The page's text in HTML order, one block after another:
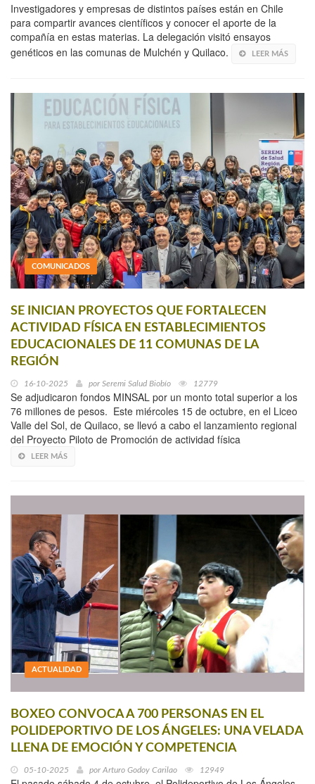
Investigadores y empresas de distintos países están en Chile
para compartir avances científicos y conocer el aporte de la
compañía en estas materias. La delegación visitó ensayos
genéticos en las comunas de Mulchén y Quilaco.
LEER MÁS
COMUNICADOS
SE INICIAN PROYECTOS QUE FORTALECEN
ACTIVIDAD FÍSICA EN ESTABLECIMIENTOS
EDUCACIONALES DE 11 COMUNAS DE LA
REGIÓN
16-10-2025 por Seremi Salud Biobío 12779
Se adjudicaron fondos MINSAL por un monto total superior a los
76 millones de pesos. Este miércoles 15 de octubre, en el Liceo
Valle del Sol, de Quilaco, se llevó a cabo el lanzamiento regional
del Proyecto Piloto de Promoción de actividad física
LEER MÁS
ACTUALIDAD
BOXEO CONVOCA A 700 PERSONAS EN EL
POLIDEPORTIVO DE LOS ÁNGELES: UNA VELADA
LLENA DE EMOCIÓN Y COMPETENCIA
05-10-2025 por Arturo Godoy Carilao 12949